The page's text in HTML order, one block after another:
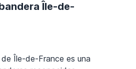
Île-de-
Île-de-France es una